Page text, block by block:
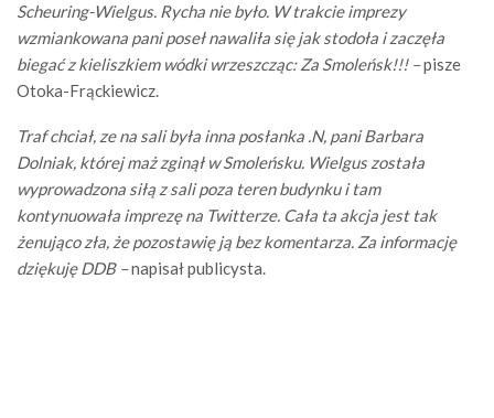
Scheuring-Wielgus. Rycha nie było. W trakcie imprezy
wzmiankowana pani poseł nawaliła się jak stodoła i zaczęła
biegać z kieliszkiem wódki wrzeszcząc: Za Smoleńsk!!! –pisze
Otoka-Frąckiewicz.
Traf chciał, ze na sali była inna posłanka .N, pani Barbara
Dolniak, której maż zginął w Smoleńsku. Wielgus została
wyprowadzona siłą z sali poza teren budynku i tam
kontynuowała imprezę na Twitterze. Cała ta akcja jest tak
żenująco zła, że pozostawię ją bez komentarza. Za informację
dziękuję DDB –napisał publicysta.